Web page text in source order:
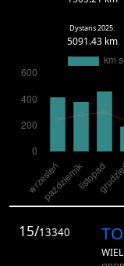
Dystans 2025:
5091.43 km
15/13340